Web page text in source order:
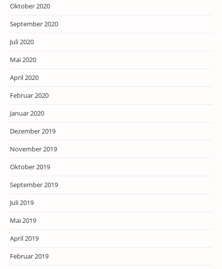
Oktober 2020
September 2020
Juli 2020
Mai 2020
April 2020
Februar 2020
Januar 2020
Dezember 2019
November 2019
Oktober 2019
September 2019
Juli 2019
Mai 2019
April 2019
Februar 2019